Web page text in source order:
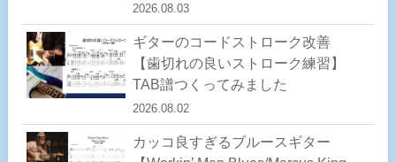
2026.08.03
ギターのコードストローク改善
【歯切れの良いストローク練習】
TAB譜つくってみました
2026.08.02
カッコ良すぎるブルースギター